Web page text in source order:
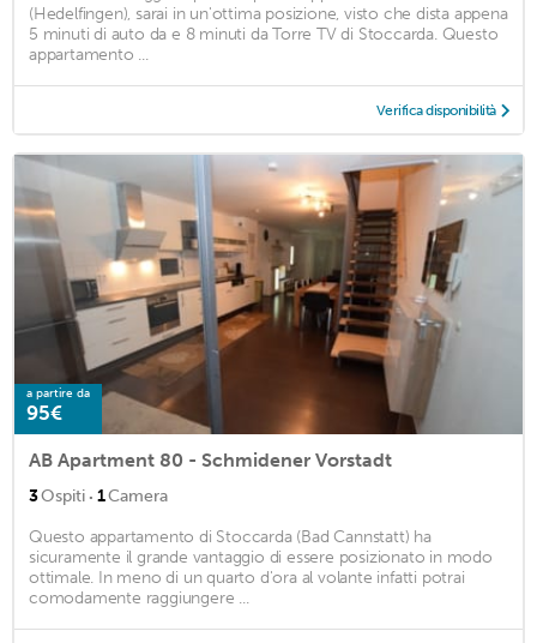
(Hedelfingen), sarai in un'ottima posizione, visto che dista appena
5 minuti di auto da e 8 minuti da Torre TV di Stoccarda. Questo
appartamento ...
Verifica disponibilità
a partire da
95€
AB Apartment 80 - Schmidener Vorstadt
3Ospiti · 1Camera
Questo appartamento di Stoccarda (Bad Cannstatt) ha
sicuramente il grande vantaggio di essere posizionato in modo
ottimale. In meno di un quarto d'ora al volante infatti potrai
comodamente raggiungere ...